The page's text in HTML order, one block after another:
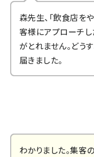
森先生、「飲食店を
客様にアプローチし
がとれません。どう
届きました。
わかりました。集客